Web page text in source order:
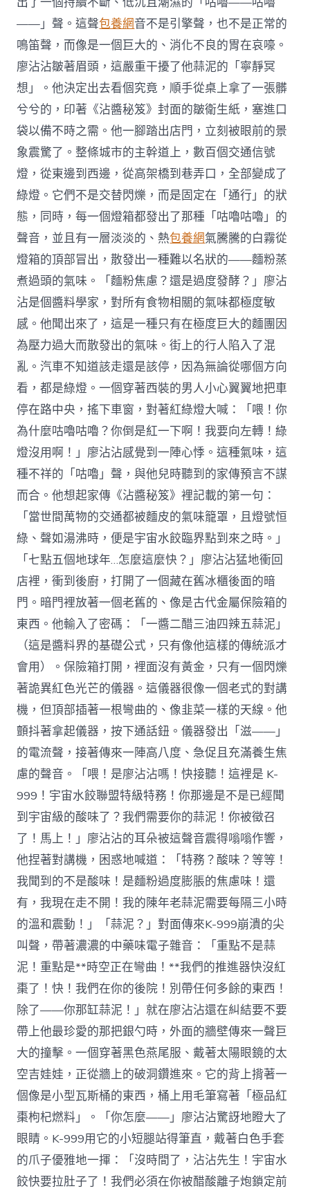
——」聲。這聲包養網音不是引擎聲，也不是正常的
鳴笛聲，而像是一個巨大的、消化不良的胃在哀嚎。
廖沾沾皺著眉頭，這嚴重干擾了他蒜泥的「寧靜冥
想」。他決定出去看個究竟，順手從桌上拿了一張髒
兮兮的，印著《沾醬秘笈》封面的皺衛生紙，塞進口
袋以備不時之需。他一腳踏出店門，立刻被眼前的景
象震驚了。整條城市的主幹道上，數百個交通信號
燈，從東邊到西邊，從高架橋到巷弄口，全部變成了
綠燈。它們不是交替閃爍，而是固定在「通行」的狀
態，同時，每一個燈箱都發出了那種「咕嚕咕嚕」的
聲音，並且有一層淡淡的、熱包養網氣騰騰的白霧從
燈箱的頂部冒出，散發出一種難以名狀的——麵粉蒸
煮過頭的氣味。「麵粉焦慮？還是過度發酵？」廖沾
沾是個醬料學家，對所有食物相關的氣味都極度敏
感。他聞出來了，這是一種只有在極度巨大的麵團因
為壓力過大而散發出的氣味。街上的行人陷入了混
亂。汽車不知道該走還是該停，因為無論從哪個方向
看，都是綠燈。一個穿著西裝的男人小心翼翼地把車
停在路中央，搖下車窗，對著紅綠燈大喊：「喂！你
為什麼咕嚕咕嚕？你倒是紅一下啊！我要向左轉！綠
燈沒用啊！」廖沾沾感覺到一陣心悸。這種氣味，這
種不祥的「咕嚕」聲，與他兒時聽到的家傳預言不謀
而合。他想起家傳《沾醬秘笈》裡記載的第一句：
「當世間萬物的交通都被麵皮的氣味籠罩，且燈號恒
綠、聲如湯沸時，便是宇宙水餃臨界點到來之時。」
「七點五個地球年…怎麼這麼快？」廖沾沾猛地衝回
店裡，衝到後廚，打開了一個藏在舊冰櫃後面的暗
門。暗門裡放著一個老舊的、像是古代金屬保險箱的
東西。他輸入了密碼：「一醬二醋三油四辣五蒜泥」
（這是醬料界的基礎公式，只有像他這樣的傳統派才
會用）。保險箱打開，裡面沒有黃金，只有一個閃爍
著詭異紅色光芒的儀器。這儀器很像一個老式的對講
機，但頂部插著一根彎曲的、像韭菜一樣的天線。他
顫抖著拿起儀器，按下通話鈕。儀器發出「滋——」
的電流聲，接著傳來一陣高八度、急促且充滿養生焦
慮的聲音。「喂！是廖沾沾嗎！快接聽！這裡是 K-
999！宇宙水餃聯盟特級特務！你那邊是不是已經聞
到宇宙級的酸味了？我們需要你的蒜泥！你被徵召
了！馬上！」廖沾沾的耳朵被這聲音震得嗡嗡作響，
他捏著對講機，困惑地喊道：「特務？酸味？等等！
我聞到的不是酸味！是麵粉過度膨脹的焦慮味！還
有，我現在走不開！我的陳年老蒜泥需要每隔三小時
的溫和震動！」「蒜泥？」對面傳來K-999崩潰的尖
叫聲，帶著濃濃的中藥味電子雜音：「重點不是蒜
泥！重點是**時空正在彎曲！**我們的推進器快沒紅
棗了！快！我們在你的後院！別帶任何多餘的東西！
除了——你那缸蒜泥！」就在廖沾沾還在糾結要不要
帶上他最珍愛的那把銀勺時，外面的牆壁傳來一聲巨
大的撞擊。一個穿著黑色燕尾服、戴著太陽眼鏡的太
空吉娃娃，正從牆上的破洞鑽進來。它的背上揹著一
個像是小型瓦斯桶的東西，桶上用毛筆寫著「極品紅
棗枸杞燃料」。「你怎麼——」廖沾沾驚訝地瞪大了
眼睛。K-999用它的小短腿站得筆直，戴著白色手套
的爪子優雅地一揮：「沒時間了，沾沾先生！宇宙水
餃快要拉肚子了！我們必須在你被醋酸離子炮鎖定前